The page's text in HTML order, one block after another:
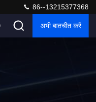
86--13215377368
अभी बातचीत करें